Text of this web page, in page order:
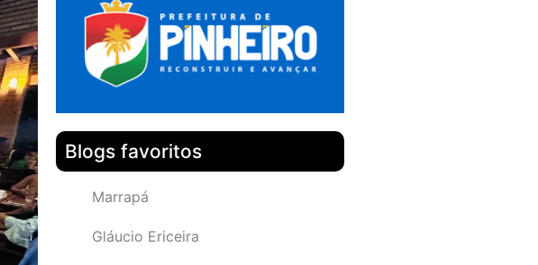
Blogs favoritos
Marrapá
Gláucio Ericeira